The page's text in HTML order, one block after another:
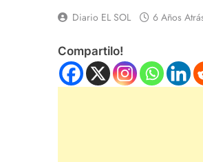
Diario EL SOL 6 Años
Compartilo!